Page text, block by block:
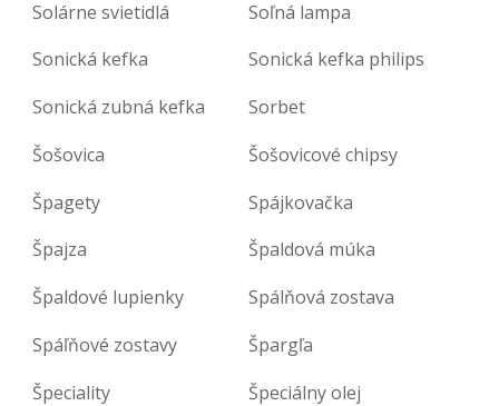
Solárne svietidlá
Soľná lampa
Sonická kefka
Sonická kefka philips
Sonická zubná kefka
Sorbet
Šošovica
Šošovicové chipsy
Špagety
Spájkovačka
Špajza
Špaldová múka
Špaldové lupienky
Spálňová zostava
Spáľňové zostavy
Špargľa
Špeciality
Špeciálny olej